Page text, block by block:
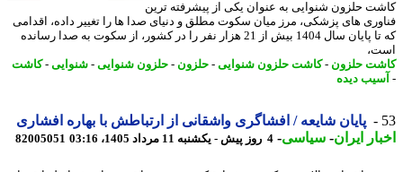
حلزون شنوایی به عنوان یکی از پیشرفته ترین
های پزشکی، مرز میان سکوت مطلق و دنیای صدا ها را تغییر داده، اقدامی
که تا پایان سال 1404 بیش از 21 هزار نفر را در کشور، از سکوت به صدا رسانده
حلزون-کاشت حلزون شنوایی- حلزون-حلزون شنوایی- شنوایی- کاشت
دیده
پایان شایعه / افشاگری واشقانی از ارتباطش با بهاره افشاری
ایران- سیاسی-4 روز پیش - یکشنبه 11 مرداد 1405، 03:16 82005051